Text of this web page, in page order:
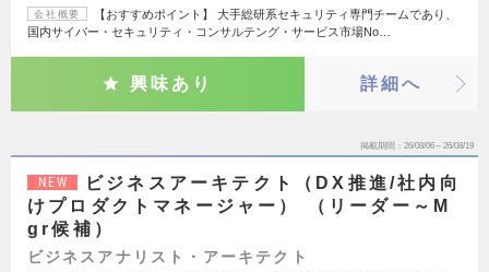
会社概要
【おすすめポイント】 大手総研系セキュリティ専門チームであり、
国内サイバー・セキュリティ・コンサルテング・サービス市場No…
興味あり 詳細へ
掲載期間 26/08/06～26/08/19
NEW
ビジネスアーキテクト（DX推進/社内向
けプロダクトマネージャー） （リーダー～M
gr候補）
ビジネスアナリスト・アーキテクト